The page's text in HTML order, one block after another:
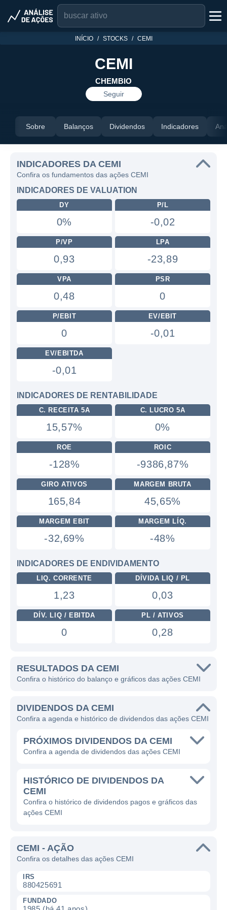
INÍCIO STOCKS CEMI
CEMI
CHEMBIO
Seguir
Sobre Balanços Dividendos Indicadores
INDICADORES DA CEMI
Confira os fundamentos das ações CEMI
INDICADORES DE VALUATION
DY
0%
P/L
-0,02
P/VP
0,93
LPA
-23,89
VPA
0,48
PSR
0
P/EBIT
0
EV/EBIT
-0,01
EV/EBITDA
-0,01
INDICADORES DE RENTABILIDADE
C. RECEITA 5A
15,57%
C. LUCRO 5A
0%
ROE
-128%
ROIC
-9386,87%
GIRO ATIVOS
165,84
MARGEM BRUTA
45,65%
MARGEM EBIT
-32,69%
MARGEM LÍQ.
-48%
INDICADORES DE ENDIVIDAMENTO
LIQ. CORRENTE
1,23
DÍVIDA LIQ / PL
0,03
DÍV. LIQ / EBITDA
0
PL / ATIVOS
0,28
RESULTADOS DA CEMI
Confira o histórico do balanço e gráficos das ações CEMI
DIVIDENDOS DA CEMI
Confira a agenda e histórico de dividendos das ações CEMI
PRÓXIMOS DIVIDENDOS DA CEMI
Confira a agenda de dividendos das ações CEMI
HISTÓRICO DE DIVIDENDOS DA
CEMI
Confira o histórico de dividendos pagos e gráficos das
ações CEMI
CEMI - AÇÃO
Confira os detalhes das ações CEMI
IRS
880425691
FUNDADO